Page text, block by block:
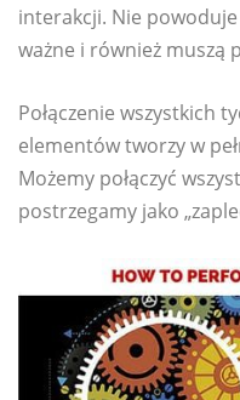
interakcji. Nie
ważne i również muszą
Połączenie wszystkich
elementów tworzy w
Możemy połączyć
postrzegamy jako